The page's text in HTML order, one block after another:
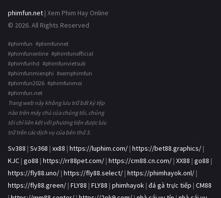
phimfun.net | Xem Phim Hay Online
© 2026. All Rights Reserved
#phimfun #phimfunnet
#phimfunonline #phimfunofficial
#phimfunhd #phimfunvietsub
#phimfunmienphi #xemphimfun
#phimfun2026 #phimfunmoi
#phimfun.net
Trang web này không lưu trữ bất kỳ tệp
nào trên máy chủ của chúng tôi, chúng
tôi chỉ liên kết với phương tiện được lưu
trữ trên các dịch vụ của bên thứ 3.
Sv388 | Sv368 | xx88 | https://luphim.com/ | https://bet88.graphics/ |
KJC | go88 | https://rr88pet.com/ | https://cm88.cn.com/ | XX88 | go88 |
https://fly88.uno/ | https://fly88.select/ | https://phimhayok.onl/ |
https://fly88.green/ | FLY88 | FLY88 | phimhayok | đá gà trực tiếp | CM88